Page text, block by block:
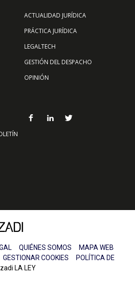
ACTUALIDAD JURÍDICA
PRÁCTICA JURÍDICA
LEGALTECH
GESTIÓN DEL DESPACHO
OPINIÓN
QUIÉNES SOMOS
MAPA WEB
GESTIONAR COOKIES
POLÍTICA DE
LA LEY